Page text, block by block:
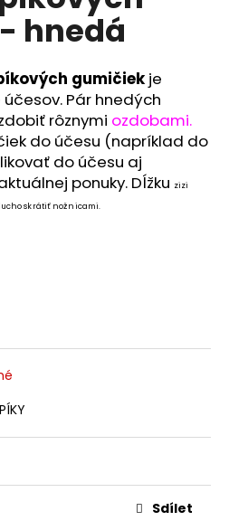
hnedá
gumičiek je
Pár hnedých
rôznymi ozdobami.
do účesu (napríklad do
do účesu aj
ponuky. Dĺžku zizi
skrátiť nožnicami.
Sdílet